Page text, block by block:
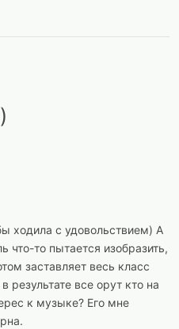
ходила с удовольствием) А
что-то пытается изобразить,
заставляет весь класс
результате все орут кто на
к музыке? Его мне